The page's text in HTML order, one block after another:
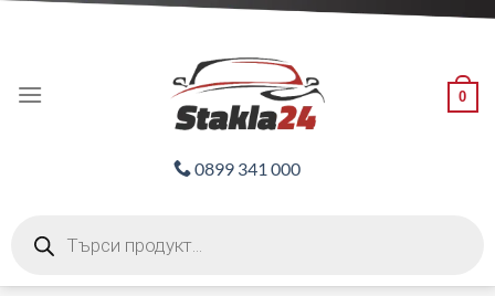
0
0899 341 000
search